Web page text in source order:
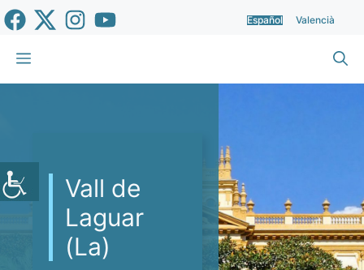
Saltar
al
contenido
Español Valencià
Menú
Vall de
Laguar
(La)